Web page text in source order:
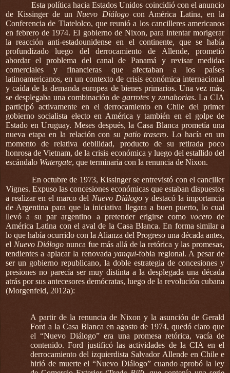
Esta política hacia Estados Unidos coincidió con el anuncio
de Kissinger de unNuevo Diálogocon América Latina, en la
Conferencia de Tlatelolco, que reunió a los cancilleres americanos
en febrero de 1974. El gobierno de Nixon, para intentar morigerar
la reacción anti-estadounidense en el continente, que se había
profundizado luego del derrocamiento de Allende, prometió
abordar el problema del canal de Panamá y revisar medidas
comerciales y financieras que afectaban a los países
latinoamericanos, en un contexto de crisis económica internacional
y caída de la demanda europea de bienes primarios. Una vez más,
se desplegaba una combinación de garrotes y zanahorias. La CIA
participó activamente en el derrocamiento en Chile del primer
gobierno socialista electo en América y también en el golpe de
Estado en Uruguay. Meses después, la Casa Blanca prometía una
nueva etapa en la relación con su patio trasero. Lo hacía en un
momento de relativa debilidad, producto de su retirada poco
honrosa de Vietnam, de la crisis económica y luego del estallido del
escándalo Watergate, que terminaría con la renuncia de Nixon.
En octubre de 1973, Kissinger se entrevistó con el canciller
Vignes. Expuso las concesiones económicas que estaban dispuestos
a realizar en el marco del Nuevo Diálogoy destacó la importancia
de Argentina para que la iniciativa llegara a buen puerto, lo cual
llevó a su par argentino a pretender erigirse como vocerode
América Latina con el aval de la Casa Blanca. En forma similar a
lo que había ocurrido con la Alianza del Progreso una década antes,
el Nuevo Diálogo nunca fue más allá de la retórica y las promesas,
tendientes a aplacar la renovadayanqui-fobia regional. A pesar de
ser un gobierno republicano, la doble estrategia de concesiones y
presiones no parecía ser muy distinta a la desplegada una década
atrás por sus antecesores demócratas, luego de la revolución cubana
(Morgenfeld, 2012a):
A partir de la renuncia de Nixon y la asunción de Gerald
Ford a la Casa Blanca en agosto de 1974, quedó claro que
el “Nuevo Diálogo” era una promesa retórica, vacía de
contenido. Ford justificó las actividades de la CIA en el
derrocamiento del izquierdista Salvador Allende en Chile e
hirió de muerte el “Nuevo Diálogo” cuando aprobó la ley